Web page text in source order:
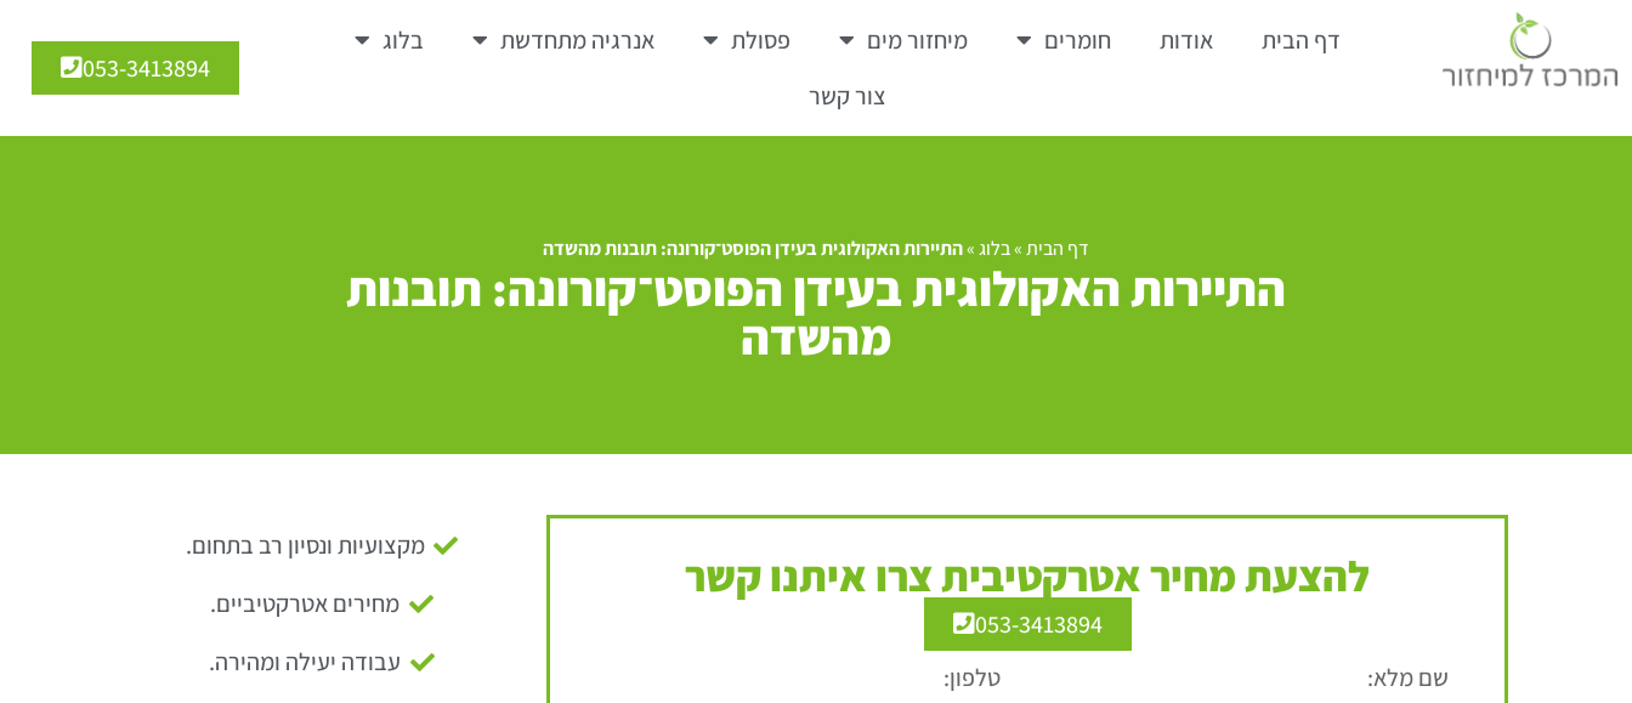
דף הבית אודות חומרים מיחזור מים פסולת אנרגיה מתחדשת
בלוג
צור קשר
053-3413894
דף הבית»בלוג»התיירות האקולוגית בעידן הפוסט־קורונה: תובנות מהשדה
התיירות האקולוגית בעידן הפוסט־קורונה: תובנות
מהשדה
להצעת מחיר אטרקטיבית צרו איתנו קשר
053-3413894
מקצועיות ונסיון רב בתחום.
מחירים אטרקטיביים.
עבודה יעילה ומהירה.